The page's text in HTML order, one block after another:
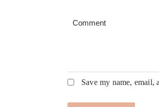
Save my name, email,